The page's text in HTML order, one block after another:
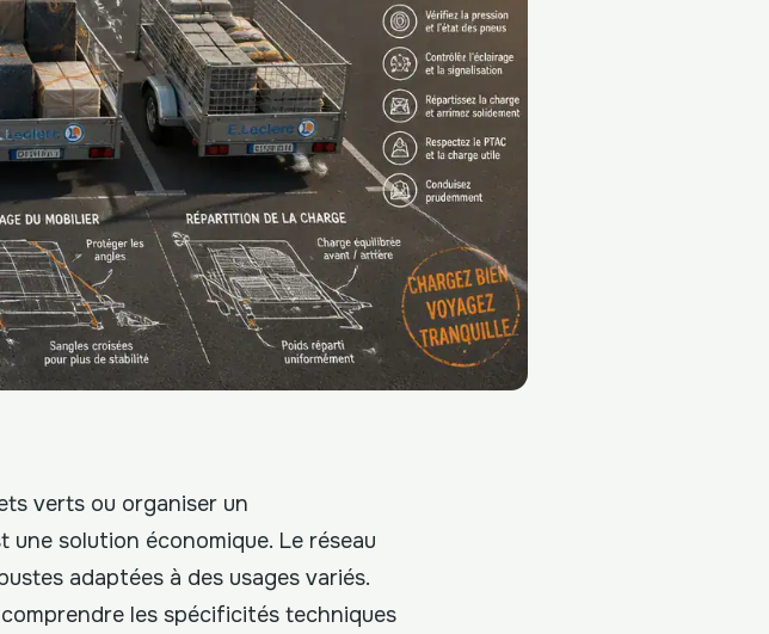
verts ou organiser un
une solution économique. Le réseau
adaptées à des usages variés.
les spécificités techniques